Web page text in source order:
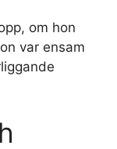
om hon
var ensam